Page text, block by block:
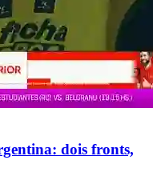
dois fronts,